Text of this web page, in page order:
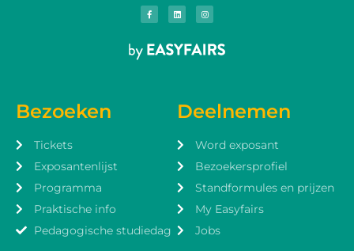
Bezoeken
Tickets
Exposantenlijst
Programma
Praktische info
Pedagogische studiedag
Deelnemen
Word exposant
Bezoekersprofiel
Standformules en prijzen
My Easyfairs
Jobs